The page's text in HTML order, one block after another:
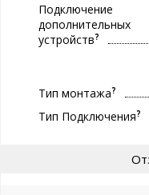
Подключение
дополнительных
устройств?
Тип монтажа?
Тип Подключения?